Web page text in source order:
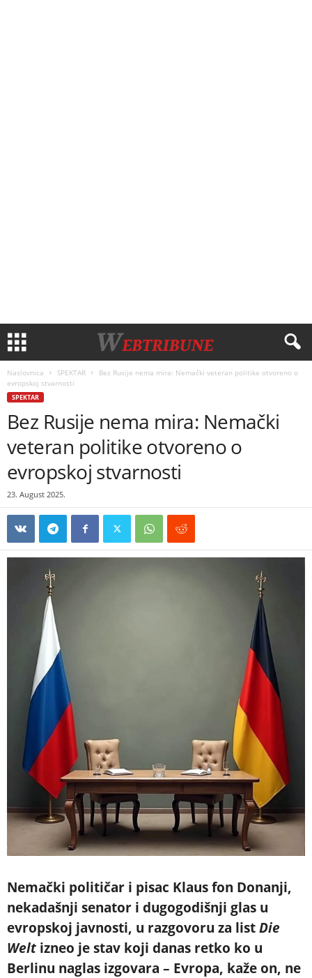
Naslovnica SPEKTAR
Bez Rusije nema mira: Nemački veteran politike otvoreno o
evropskoj stvarnosti
SPEKTAR
Bez Rusije nema mira: Nemački
veteran politike otvoreno o
evropskoj stvarnosti
23. August 2025.
Nemački političar i pisac Klaus fon Donanji,
nekadašnji senator i dugogodišnji glas u
evropskoj javnosti, u razgovoru za listDie
Welt izneo je stav koji danas retko ko u
Berlinu naglas izgovara – Evropa, kaže on, ne